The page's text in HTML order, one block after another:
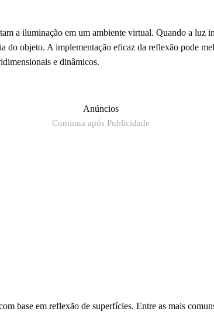
a iluminação em um ambiente virtual. Quando a luz
do objeto. A implementação eficaz da reflexão pode
e dinâmicos.
Anúncios
Continua após Publicidade
base em reflexão de superfícies. Entre as mais